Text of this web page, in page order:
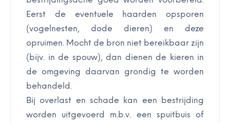
Eerst de eventuele haarden opsporen
(vogelnesten, dode dieren) en deze
opruimen. Mocht de bron niet bereikbaar zijn
(bijv. in de spouw), dan dienen de kieren in
de omgeving daarvan grondig te worden
behandeld.
Bij overlast en schade kan een bestrijding
worden uitgevoerd m.b.v. een spuitbuis of